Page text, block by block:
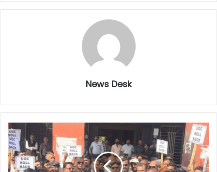
News Desk